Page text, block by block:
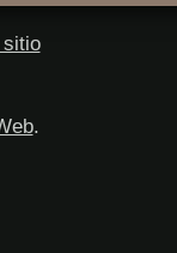
sitio
.